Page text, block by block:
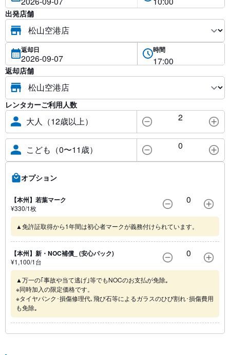
出発店舗
返却日 時間
返却店舗
レンタカーご利用人数
大人（12歳以上） 2
こども（0〜11歳） 0
オプション
【本州】若葉マーク
¥330/1枚
0
▲免許証取得から1年間は初心者マークが義務付けられています。
【本州】新・NOC補償_ (安心パック)
¥1,100/1台
0
▲万一の｢事故や当て逃げ｣等でもNOCのお支払が免除｡
※同時加入の限定価格です。
※タイヤパンク･損傷修理代､飛び石等によるガラスのひび割れ･損傷費用
も免除｡